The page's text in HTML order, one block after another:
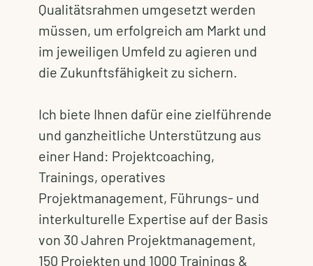
Qualitätsrahmen umgesetzt werden
müssen, um erfolgreich am Markt und
im jeweiligen Umfeld zu agieren und
die Zukunftsfähigkeit zu sichern.
Ich biete Ihnen dafür eine zielführende
und ganzheitliche Unterstützung aus
einer Hand: Projektcoaching,
Trainings, operatives
Projektmanagement, Führungs- und
interkulturelle Expertise auf der Basis
von 30 Jahren Projektmanagement,
150 Projekten und 1000 Trainings &